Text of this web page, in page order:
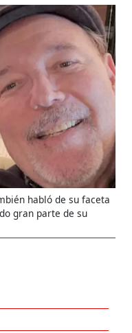
habló de su faceta
gran parte de su